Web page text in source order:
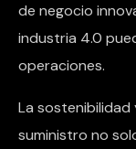
de negocio
industria 4.0
operaciones.
La sostenibilidad
suministro no